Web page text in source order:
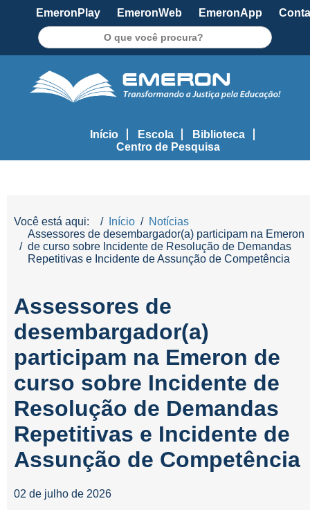
EmeronPlay EmeronWeb EmeronApp
Início Escola
Biblioteca
Centro de Pesquisa
Você está aqui: Início
Notícias
Assessores de desembargador(a) participam na Emeron
de curso sobre Incidente de Resolução de Demandas
Repetitivas e Incidente de Assunção de Competência
Assessores de
desembargador(a)
participam na Emeron de
curso sobre Incidente de
Resolução de Demandas
Repetitivas e Incidente de
Assunção de Competência
02 de julho de 2026